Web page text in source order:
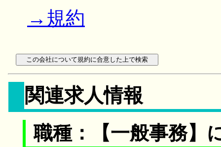
→規約
関連求人情報
職種：【一般事務】